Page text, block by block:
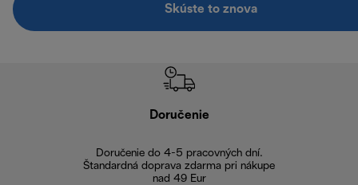
Skúste to znova
Doručenie
Doručenie do 4-5 pracovných dní.
Štandardná doprava zdarma pri nákupe
nad 49 Eur